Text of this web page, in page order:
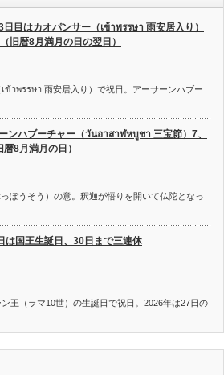
日目はカオパンサー（เข้าพรรษา 雨安居入り）
旧暦8月満月の日の翌日）
าพรรษา 雨安居入り）で祝日。アーサーンハブー
ンハブーチャー（วันอาสาฬหบูชา 三宝節）7、
8月満月の日）
ぽうそう）の意。釈迦が悟りを開いて仏陀となっ
は国王生誕日、30日まで三連休
王（ラマ10世）の生誕日で祝日。2026年は27日の